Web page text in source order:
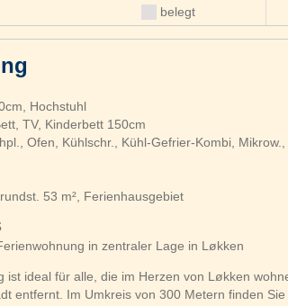
belegt
Hochstuhl
TV, Kinderbett 150cm
Ofen, Kühlschr., Kühl-Gefrier-Kombi, Mikrow.,
53 m², Ferienhausgebiet
in zentraler Lage in Løkken
ist ideal für alle, die im Herzen von Løkken
entfernt. Im Umkreis von 300 Metern finden